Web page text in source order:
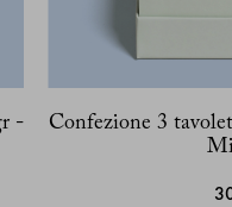
-
Confezione 3